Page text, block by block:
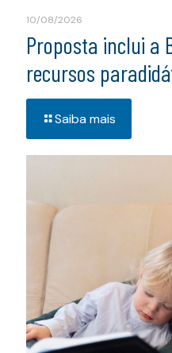
10/08/2026
Proposta inclui a
recursos
Saiba mais